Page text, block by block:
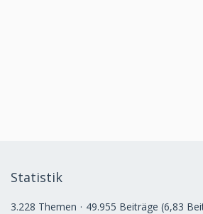
Statistik
3.228 Themen 49.955 Beiträge (6,83